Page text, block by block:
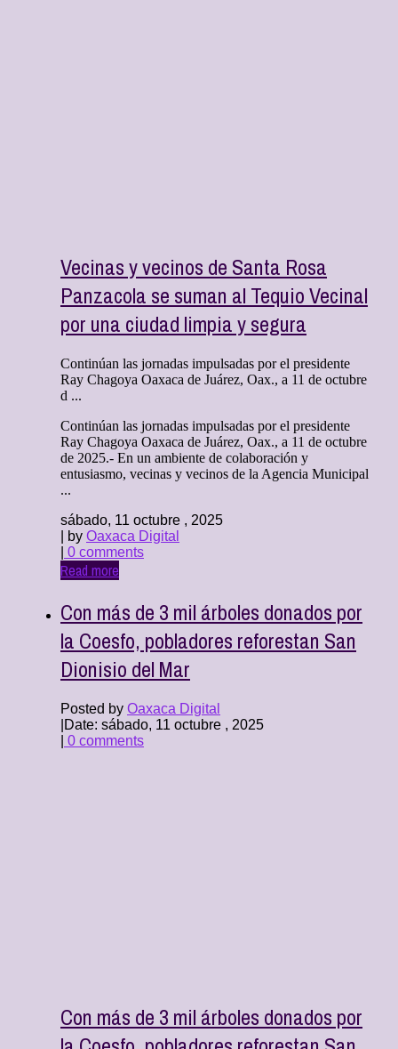
Vecinas y vecinos de Santa Rosa
Panzacola se suman al Tequio Vecinal
por una ciudad limpia y segura
Continúan las jornadas impulsadas por el presidente
Ray Chagoya Oaxaca de Juárez, Oax., a 11 de octubre
d ...
Continúan las jornadas impulsadas por el presidente
Ray Chagoya Oaxaca de Juárez, Oax., a 11 de octubre
de 2025.- En un ambiente de colaboración y
entusiasmo, vecinas y vecinos de la Agencia Municipal
...
sábado, 11 octubre , 2025
| by Oaxaca Digital
0 comments
Read more
Con más de 3 mil árboles donados por
la Coesfo, pobladores reforestan San
Dionisio del Mar
Posted by Oaxaca Digital
Date: sábado, 11 octubre , 2025
0 comments
Con más de 3 mil árboles donados por